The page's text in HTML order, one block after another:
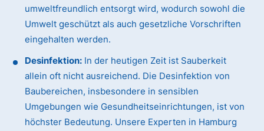
umweltfreundlich entsorgt wird, wodurch sowohl die
Umwelt geschützt als auch gesetzliche Vorschriften
eingehalten werden.
Desinfektion: In der heutigen Zeit ist Sauberkeit
allein oft nicht ausreichend. Die Desinfektion von
Baubereichen, insbesondere in sensiblen
Umgebungen wie Gesundheitseinrichtungen, ist von
höchster Bedeutung. Unsere Experten in Hamburg